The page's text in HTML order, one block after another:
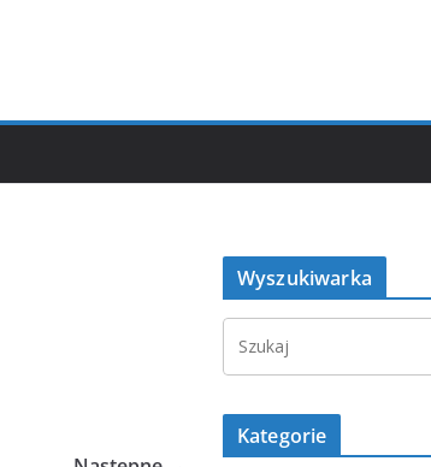
Wyszukiwarka
Kategorie